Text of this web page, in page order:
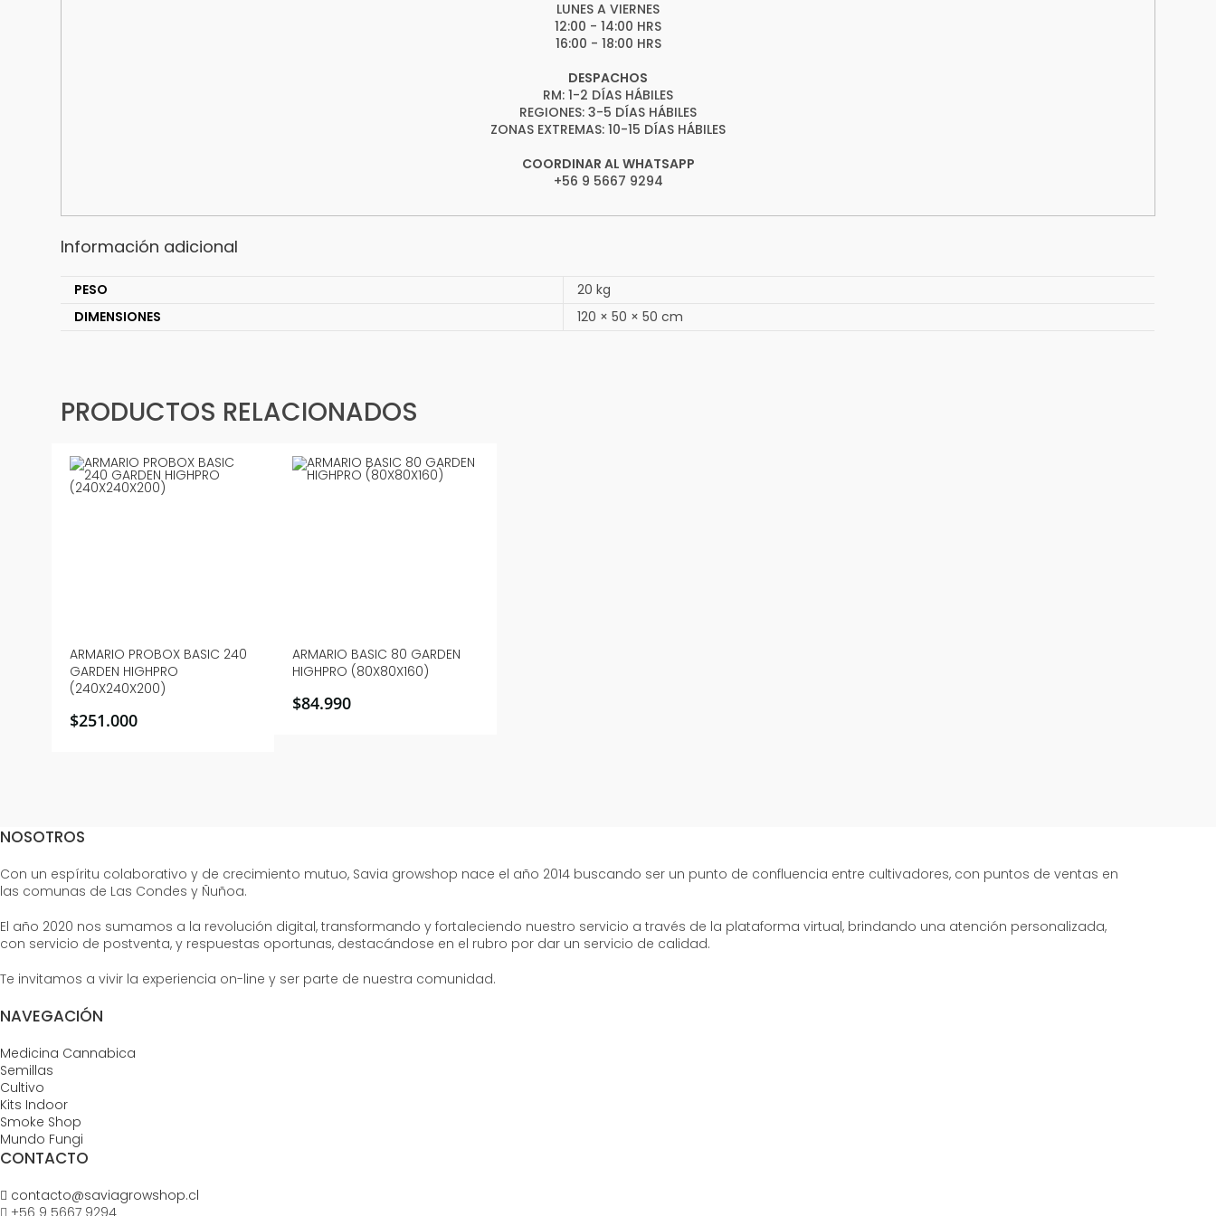
LUNES A VIERNES
12:00 - 14:00 HRS
16:00 - 18:00 HRS
DESPACHOS
RM: 1-2 DÍAS HÁBILES
REGIONES: 3-5 DÍAS HÁBILES
ZONAS EXTREMAS: 10-15 DÍAS HÁBILES
COORDINAR AL WHATSAPP
+56 9 5667 9294
Información adicional
PESO
20 kg
DIMENSIONES
120 × 50 × 50 cm
PRODUCTOS RELACIONADOS
ARMARIO PROBOX BASIC 240
GARDEN HIGHPRO
(240X240X200)
$251.000
ARMARIO BASIC 80 GARDEN
HIGHPRO (80X80X160)
$84.990
NOSOTROS
Con un espíritu colaborativo y de crecimiento mutuo, Savia growshop nace el año 2014 buscando ser un punto de confluencia entre cultivadores, con puntos de ventas en
las comunas de Las Condes y Ñuñoa.
El año 2020 nos sumamos a la revolución digital, transformando y fortaleciendo nuestro servicio a través de la plataforma virtual, brindando una atención personalizada,
con servicio de postventa, y respuestas oportunas, destacándose en el rubro por dar un servicio de calidad.
Te invitamos a vivir la experiencia on-line y ser parte de nuestra comunidad.
NAVEGACIÓN
Medicina Cannabica
Semillas
Cultivo
Kits Indoor
Smoke Shop
Mundo Fungi
CONTACTO
contacto@saviagrowshop.cl
+56 9 5667 9294